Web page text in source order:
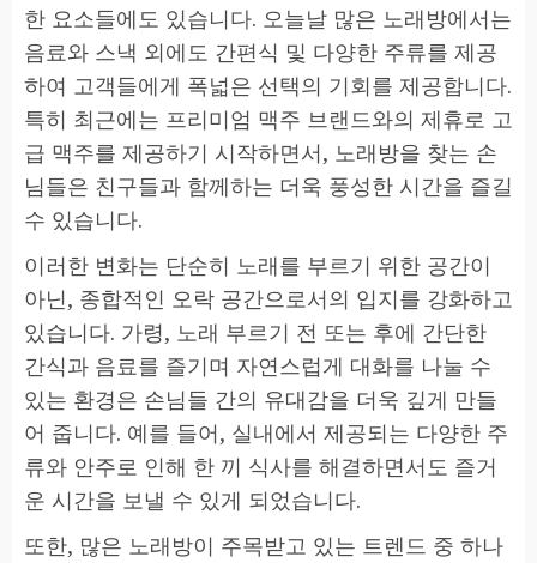
한 요소들에도 있습니다. 오늘날 많은 노래방에서는
음료와 스낵 외에도 간편식 및 다양한 주류를 제공
하여 고객들에게 폭넓은 선택의 기회를 제공합니다.
특히 최근에는 프리미엄 맥주 브랜드와의 제휴로 고
급 맥주를 제공하기 시작하면서, 노래방을 찾는 손
님들은 친구들과 함께하는 더욱 풍성한 시간을 즐길
수 있습니다.
이러한 변화는 단순히 노래를 부르기 위한 공간이
아닌, 종합적인 오락 공간으로서의 입지를 강화하고
있습니다. 가령, 노래 부르기 전 또는 후에 간단한
간식과 음료를 즐기며 자연스럽게 대화를 나눌 수
있는 환경은 손님들 간의 유대감을 더욱 깊게 만들
어 줍니다. 예를 들어, 실내에서 제공되는 다양한 주
류와 안주로 인해 한 끼 식사를 해결하면서도 즐거
운 시간을 보낼 수 있게 되었습니다.
또한, 많은 노래방이 주목받고 있는 트렌드 중 하나